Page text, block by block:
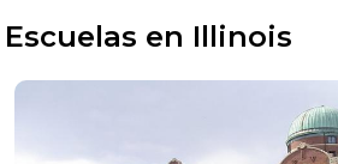
Escuelas en Illinois